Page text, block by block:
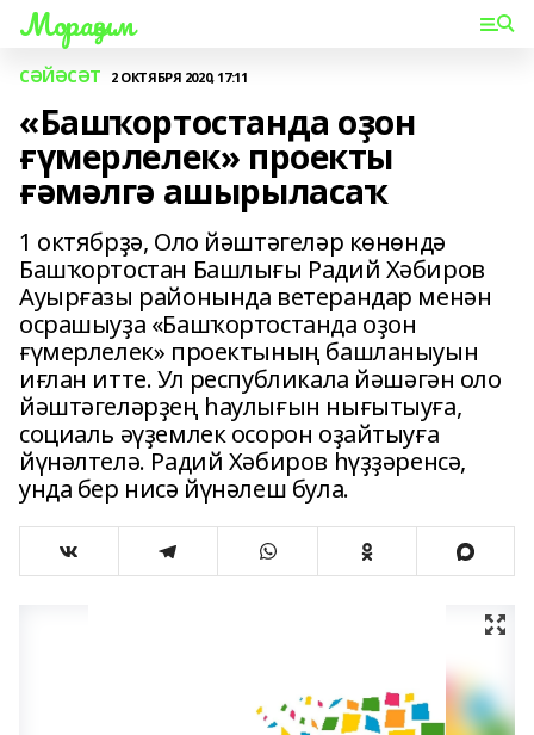
Мораҙым
СӘЙӘСӘТ 2 ОКТЯБРЯ 2020, 17:11
«Башҡортостанда оҙон
ғүмерлелек» проекты
ғәмәлгә ашырыласаҡ
1 октябрҙә, Оло йәштәгеләр көнөндә
Башҡортостан Башлығы Радий Хәбиров
Ауырғазы районында ветерандар менән
осрашыуҙа «Башҡортостанда оҙон
ғүмерлелек» проектының башланыуын
иғлан итте. Ул республикала йәшәгән оло
йәштәгеләрҙең һаулығын нығытыуға,
социаль әүҙемлек осорон оҙайтыуға
йүнәлтелә. Радий Хәбиров һүҙҙәренсә,
унда бер нисә йүнәлеш була.